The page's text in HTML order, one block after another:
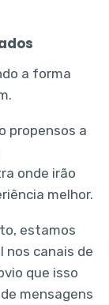
a forma
propensos a
onde irão
melhor.
estamos
nos canais de
que isso
mensagens